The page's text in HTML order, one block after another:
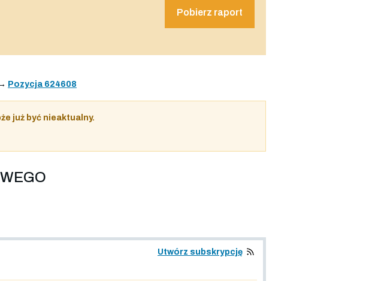
Pobierz raport
Pozycja 624608
już być nieaktualny.
Utwórz subskrypcję